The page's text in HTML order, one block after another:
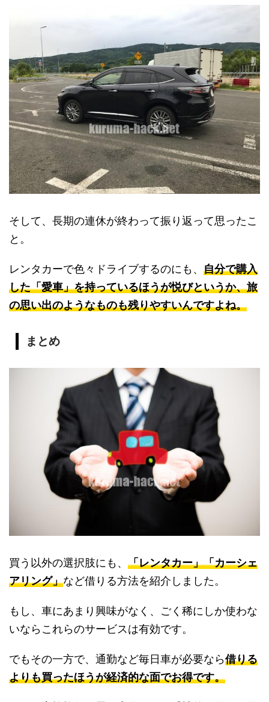
そして、長期の連休が終わって振り返って思ったこ
と。
レンタカーで色々ドライブするのにも、 自分で購入
した「愛車」を持っているほうが悦びというか、旅
の思い出のようなものも残りやすいんですよね。
まとめ
買う以外の選択肢にも、 「レンタカー」「カーシェ
アリング」など借りる方法を紹介しました。
もし、車にあまり興味がなく、ごく稀にしか使わな
いならこれらのサービスは有効です。
でもその一方で、通勤など毎日車が必要なら借りる
よりも買ったほうが経済的な面でお得です。